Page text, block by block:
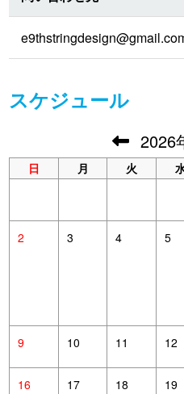
スケジュール
2026
日 月 火
2 3 4 5
9 10 11 12
16 17 18 19